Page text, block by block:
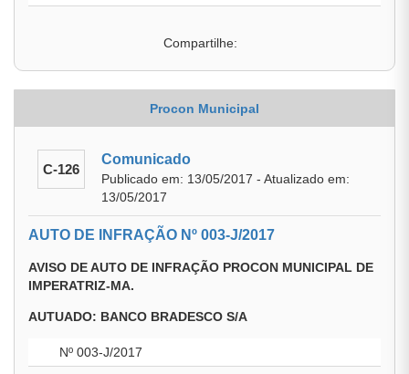
Compartilhe:
Procon Municipal
C-126
Comunicado
Publicado em: 13/05/2017 - Atualizado em:
13/05/2017
AUTO DE INFRAÇÃO Nº 003-J/2017
AVISO DE AUTO DE INFRAÇÃO PROCON MUNICIPAL DE
IMPERATRIZ-MA.
AUTUADO: BANCO BRADESCO S/A
Nº 003-J/2017